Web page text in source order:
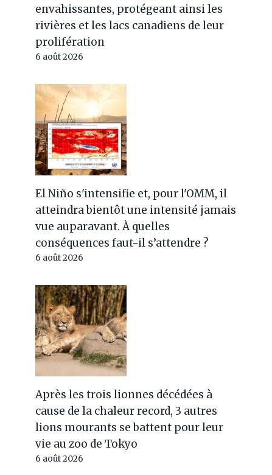
envahissantes, protégeant ainsi les
rivières et les lacs canadiens de leur
prolifération
6 août 2026
El Niño s'intensifie et, pour l'OMM, il
atteindra bientôt une intensité jamais
vue auparavant. À quelles
conséquences faut-il s’attendre ?
6 août 2026
Après les trois lionnes décédées à
cause de la chaleur record, 3 autres
lions mourants se battent pour leur
vie au zoo de Tokyo
6 août 2026